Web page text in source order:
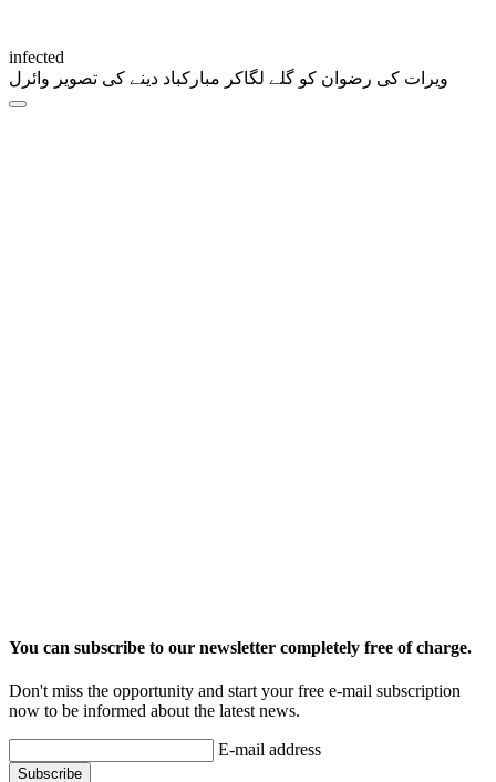
infected
ویرات کی رضوان کو گلے لگاکر مبارکباد دینے کی تصویر وائرل
You can subscribe to our newsletter completely free of charge.
Don't miss the opportunity and start your free e-mail subscription
now to be informed about the latest news.
E-mail address